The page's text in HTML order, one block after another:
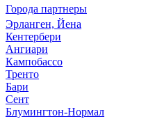
Города партнеры
Эрланген, Йена
Кентербери
Ангиари
Кампобассо
Тренто
Бари
Сент
Блумингтон-Нормал